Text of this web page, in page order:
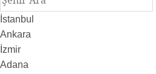
İstanbul
Ankara
İzmir
Adana